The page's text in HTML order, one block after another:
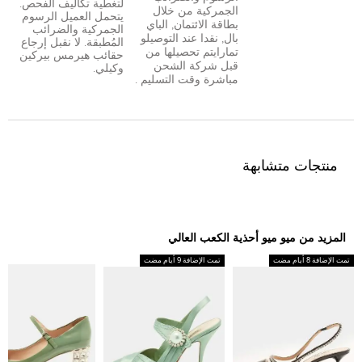
الجمركية من خلال
بطاقة الائتمان,
الباي
بال, نقدا عند التوصيلو
تمارا يتم تحصيلها من
قبل شركة الشحن
مباشرة وقت التسليم .
لتغطية تكاليف الفحص.
يتحمل العميل الرسوم
الجمركية والضرائب
المُطبقة. لا نقبل إرجاع
حقائب هيرمس بيركين
وكيلي.
منتجات متشابهة
المزيد من ميو ميو أحذية الكعب العالي
تمت الإضافة 8 أيام مضت تمت الإضافة 9 أيام مضت